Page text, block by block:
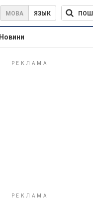
МОВА ЯЗЫК
Новини